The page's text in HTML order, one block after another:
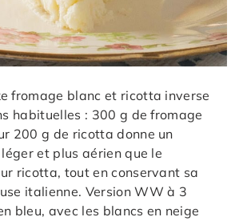
fromage blanc et ricotta inverse
habituelles : 300 g de fromage
200 g de ricotta donne un
et plus aérien que le
ricotta, tout en conservant sa
italienne. Version WW à 3
bleu, avec les blancs en neige